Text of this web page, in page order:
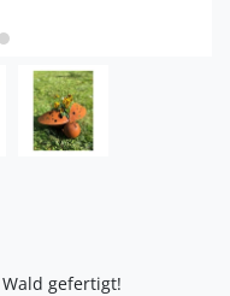
gefertigt!